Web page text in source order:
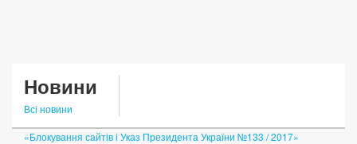
Новини
Всі новини
«Блокування сайтів і Указ Президента України №133 / 2017»